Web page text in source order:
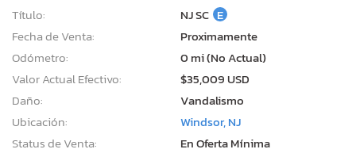
Título:
NJ SC E
Fecha de Venta:
Proximamente
Odómetro:
0 mi (No Actual)
Valor Actual Efectivo:
$35,009 USD
Daño:
Vandalismo
Ubicación:
Windsor, NJ
Status de Venta:
En Oferta Mínima